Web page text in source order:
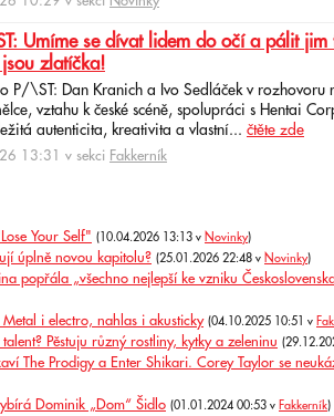
Umíme se dívat lidem do očí a pálit
zlatíčka!
P/\ST: Dan Kranich a Ivo Sedláček v rozhovoru
vztahu k české scéně, spolupráci s Hentai
autenticita, kreativita a vlastní... čtěte zde
13:31 v sekci Fakkerník
Your Self" (10.04.2026 13:13 v Novinky)
úplně novou kapitolu? (25.01.2026 22:48 v Novinky)
popřála „všechno nejlepší ke vzniku
i electro, nahlas i akusticky (04.10.2025 10:51 v
Pěstuju různý rostliny, kytky a zeleninu
The Prodigy a Enter Shikari. Corey Taylor se
Dominik „Dom“ Šidlo (01.01.2024 00:53 v Fakkerník)